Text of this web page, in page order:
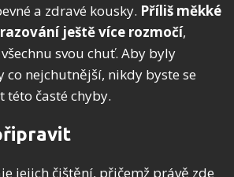
a zdravé kousky. Příliš měkké
ještě více rozmočí,
svou chuť. Aby byly
co nejchutnější, nikdy byste se
časté chyby.
jejich čištění, přičemž právě zde